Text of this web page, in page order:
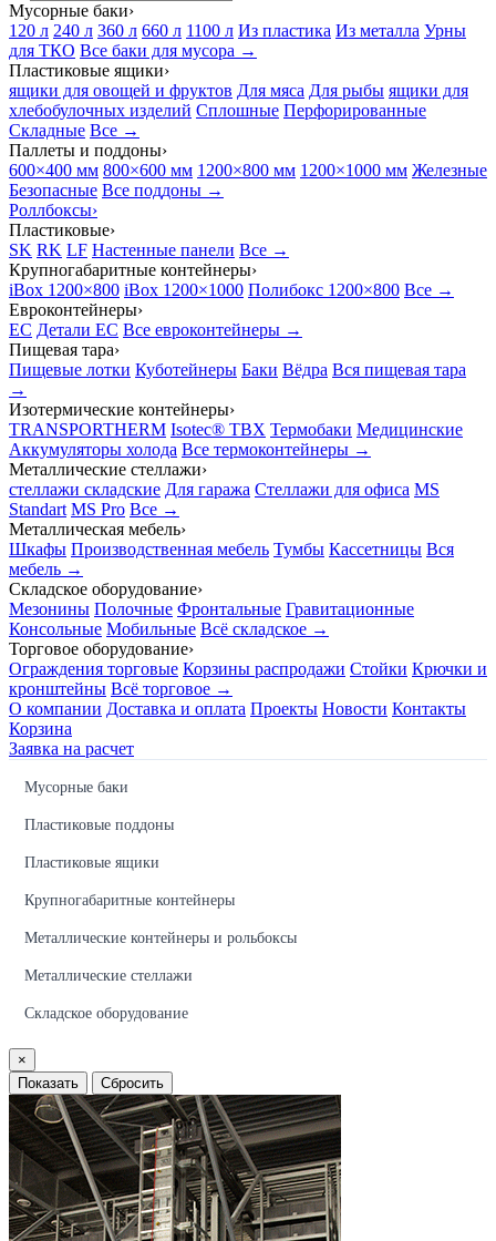
Мусорные баки›
120 л 240 л 360 л 660 л 1100 л Из пластика Из металла Урны
для ТКО Все баки для мусора →
Пластиковые ящики›
ящики для овощей и фруктов Для мяса Для рыбы ящики для
хлебобулочных изделий Сплошные Перфорированные
Складные Все →
Паллеты и поддоны›
600×400 мм 800×600 мм 1200×800 мм 1200×1000 мм Железные
Безопасные Все поддоны →
Роллбоксы›
Пластиковые›
SK RK LF Настенные панели Все →
Крупногабаритные контейнеры›
iBox 1200×800 iBox 1200×1000 Полибокс 1200×800 Все →
Евроконтейнеры›
EC Детали EC Все евроконтейнеры →
Пищевая тара›
Пищевые лотки Куботейнеры Баки Вёдра Вся пищевая тара
→
Изотермические контейнеры›
TRANSPORTHERM Isotec® TBX Термобаки Медицинские
Аккумуляторы холода Все термоконтейнеры →
Металлические стеллажи›
стеллажи складские Для гаража Стеллажи для офиса MS
Standart MS Pro Все →
Металлическая мебель›
Шкафы Производственная мебель Тумбы Кассетницы Вся
мебель →
Складское оборудование›
Мезонины Полочные Фронтальные Гравитационные
Консольные Мобильные Всё складское →
Торговое оборудование›
Ограждения торговые Корзины распродажи Стойки Крючки и
кронштейны Всё торговое →
О компании Доставка и оплата Проекты Новости Контакты
Корзина
Заявка на расчет
Мусорные баки
Пластиковые поддоны
Пластиковые ящики
Крупногабаритные контейнеры
Металлические контейнеры и рольбоксы
Металлические стеллажи
Складское оборудование
×
Показать
Сбросить